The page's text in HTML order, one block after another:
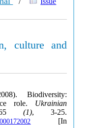
culture and
Biodiversity:
role. Ukrainian
(1), 3-25.
[In